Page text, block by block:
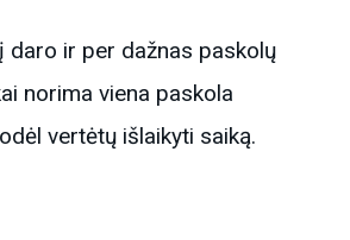
daro ir per dažnas paskolų
norima viena paskola
vertėtų išlaikyti saiką.